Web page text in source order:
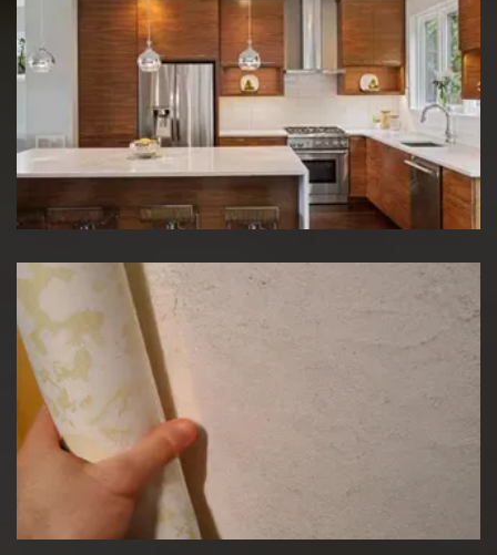
Rénovation de cuisine
Pose de papier peint